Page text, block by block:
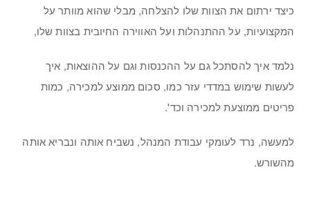
כיצד ירתום את הצוות שלו להצלחה, מבלי שהוא מוותר על
המקצועיות, על ההתנהלות ועל האווירה החיובית בצוות שלו,
נלמד איך להסתכל גם על ההכנסות וגם על ההוצאות, איך
לעשות שימוש במדדי עזר כמו, סכום ממוצע למכירה, כמות
פריטים ממוצעת למכירה וכד'.
למעשה, נרד לעומקי עבודת המנהל, נשביח אותה ונבריא אותה
מהשורש.